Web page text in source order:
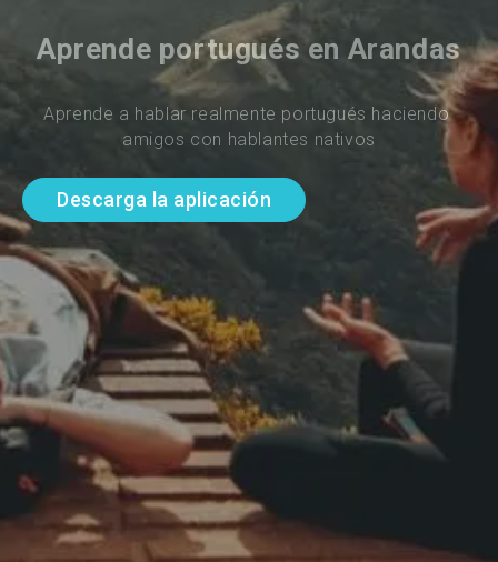
Aprende portugués en Arandas
Aprende a hablar realmente portugués haciendo
amigos con hablantes nativos
Descarga la aplicación